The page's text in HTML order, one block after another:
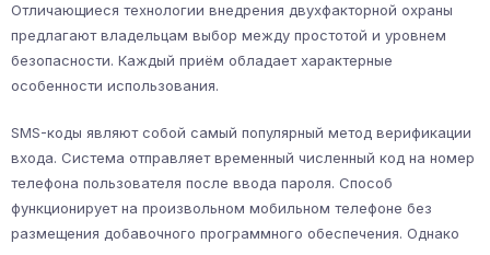
Отличающиеся технологии внедрения двухфакторной охраны
предлагают владельцам выбор между простотой и уровнем
безопасности. Каждый приём обладает характерные
особенности использования.
SMS-коды являют собой самый популярный метод верификации
входа. Система отправляет временный численный код на номер
телефона пользователя после ввода пароля. Способ
функционирует на произвольном мобильном телефоне без
размещения добавочного программного обеспечения. Однако